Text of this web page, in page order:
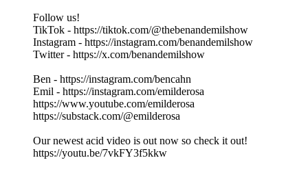
Follow us!
TikTok - https://tiktok.com/@thebenandemilshow
Instagram - https://instagram.com/benandemilshow
Twitter - https://x.com/benandemilshow
Ben - https://instagram.com/bencahn
Emil - https://instagram.com/emilderosa
https://www.youtube.com/emilderosa
https://substack.com/@emilderosa
Our newest acid video is out now so check it out!
https://youtu.be/7vkFY3f5kkw